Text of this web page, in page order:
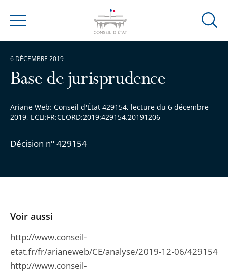
Menu
Ouvrir
Base de jurisprudence
Ariane Web: Conseil d'État 429154, lecture du 6 décembre
2019, ECLI:FR:CEORD:2019:429154.20191206
Décision n° 429154
6 DÉCEMBRE 2019
Voir aussi
http://www.conseil-
etat.fr/fr/arianeweb/CE/analyse/2019-12-06/429154
http://www.conseil-